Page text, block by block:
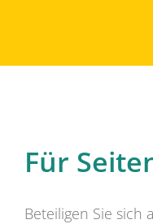
Für
Beteiligen Sie sich